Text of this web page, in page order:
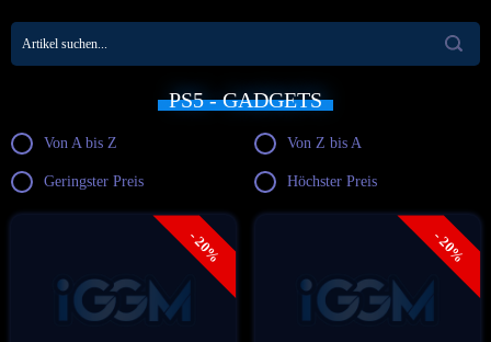
PS5 - GADGETS
Von A bis Z Von Z bis A
Geringster Preis Höchster Preis
- 20% - 20%